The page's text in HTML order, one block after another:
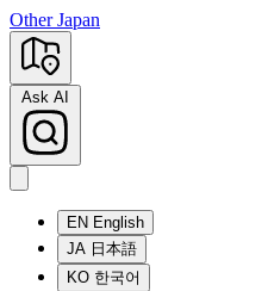
Other Japan
Ask AI
EN English
JA 日本語
KO 한국어